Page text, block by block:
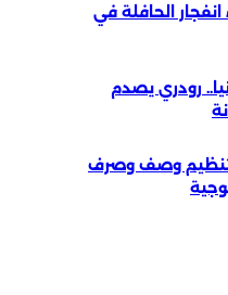
13 جراء انفجار الحافلة في
رودري يصدم
لتنظيم وصف وصرف